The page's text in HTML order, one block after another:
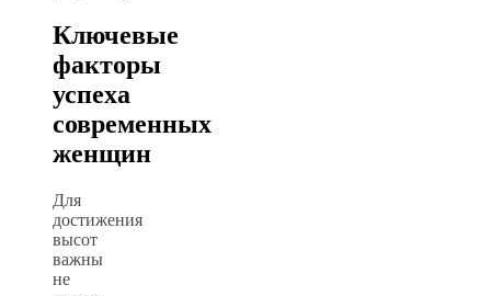
Ключевые
факторы
успеха
современных
женщин
Для
достижения
высот
важны
не